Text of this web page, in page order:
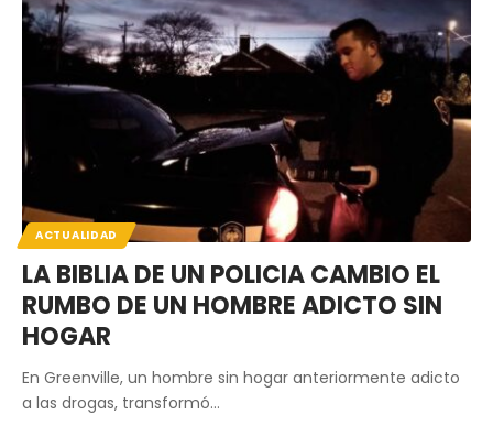
ACTUALIDAD
LA BIBLIA DE UN POLICIA CAMBIO EL
RUMBO DE UN HOMBRE ADICTO SIN
HOGAR
En Greenville, un hombre sin hogar anteriormente adicto
a las drogas, transformó…